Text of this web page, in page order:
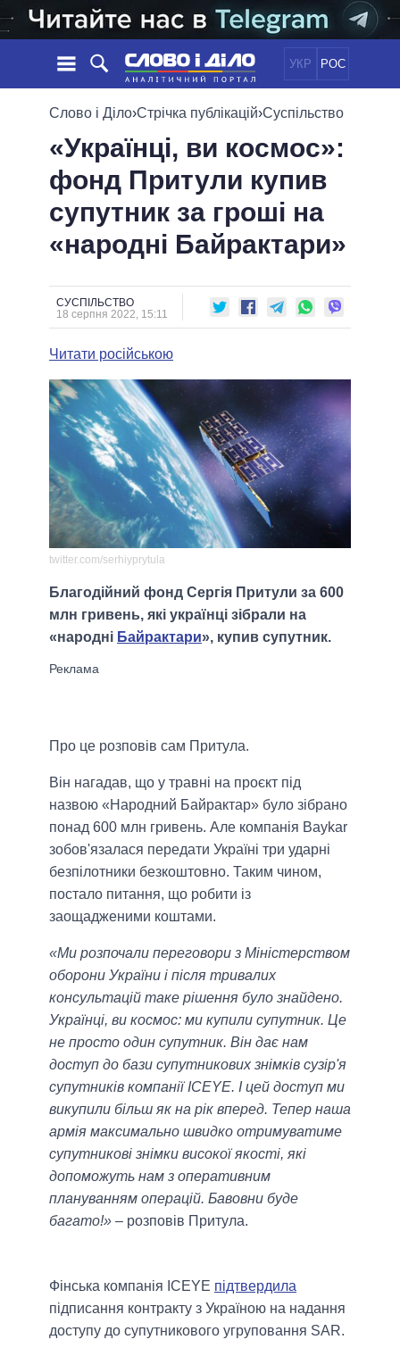
УКР РОС
НОВИНИ
СТРІЧКА
ПОДІЇ
СТАТТІ
ДУМКИ
ОГЛЯДИ
ДАЙДЖЕСТИ
ПОЛІТИКА
ЕКОНОМІКА
СУСПІЛЬСТВО
СВІТ
ОБIЦЯНКИ
ПОЛIТИКИ
УСІ ПОЛІТИКИ
ПРЕЗИДЕНТ І ОФІС
ВЕРХОВНА РАДА
КАБІНЕТ МІНІСТРІВ
МЕРИ МІСТ
ВСІ ПЕРСОНИ
ІНФОГРАФІКА
ПІДТРИМАТИ
ПОРІВНЯННЯ ПОЛІТИКІВ
Слово і Діло›Стрічка публікацій›Суспільство
«Українці, ви космос»:
фонд Притули купив
супутник за гроші на
«народні Байрактари»
СУСПІЛЬСТВО
18 серпня 2022, 15:11
Читати російською
twitter.com/serhiyprytula
Благодійний фонд Сергія Притули за 600
млн гривень, які українці зібрали на
«народні Байрактари», купив супутник.
Про це розповів сам Притула.
Він нагадав, що у травні на проєкт під
назвою «Народний Байрактар» було зібрано
понад 600 млн гривень. Але компанія Baykar
зобов'язалася передати Україні три ударні
безпілотники безкоштовно. Таким чином,
постало питання, що робити із
заощадженими коштами.
«Ми розпочали переговори з Міністерством
оборони України і після тривалих
консультацій таке рішення було знайдено.
Українці, ви космос: ми купили супутник. Це
не просто один супутник. Він дає нам
доступ до бази супутникових знімків сузір'я
супутників компанії ICEYE. І цей доступ ми
викупили більш як на рік вперед. Тепер наша
армія максимально швидко отримуватиме
супутникові знімки високої якості, які
допоможуть нам з оперативним
плануванням операцій. Бавовни буде
багато!» – розповів Притула.
Фінська компанія ICEYE підтвердила
підписання контракту з Україною на надання
доступу до супутникового угруповання SAR.